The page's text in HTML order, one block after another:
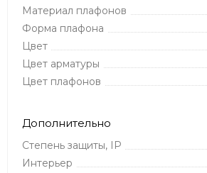
Материал плафонов
Форма плафона
Цвет
Цвет арматуры
Цвет плафонов
Дополнительно
Степень защиты, IP
Интерьер